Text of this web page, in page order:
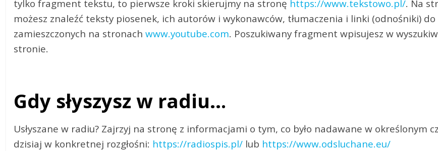
tylko fragment tekstu, to pierwsze kroki skierujmy na stronę https://www.tekstowo.pl/. Na
możesz znaleźć teksty piosenek, ich autorów i wykonawców, tłumaczenia i linki (odnośniki)
zamieszczonych na stronach www.youtube.com. Poszukiwany fragment wpisujesz w
stronie.
Gdy słyszysz w radiu…
Usłyszane w radiu? Zajrzyj na stronę z informacjami o tym, co było nadawane w określonym
dzisiaj w konkretnej rozgłośni: https://radiospis.pl/ lub https://www.odsluchane.eu/